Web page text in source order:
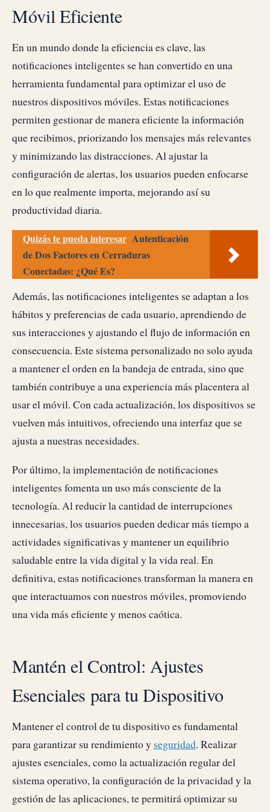
Móvil Eficiente
En un mundo donde la eficiencia es clave, las
notificaciones inteligentes se han convertido en una
herramienta fundamental para optimizar el uso de
nuestros dispositivos móviles. Estas notificaciones
permiten gestionar de manera eficiente la información
que recibimos, priorizando los mensajes más relevantes
y minimizando las distracciones. Al ajustar la
configuración de alertas, los usuarios pueden enfocarse
en lo que realmente importa, mejorando así su
productividad diaria.
Quizás te pueda interesar Autenticación
de Dos Factores en Cerraduras
Conectadas: ¿Qué Es?
Además, las notificaciones inteligentes se adaptan a los
hábitos y preferencias de cada usuario, aprendiendo de
sus interacciones y ajustando el flujo de información en
consecuencia. Este sistema personalizado no solo ayuda
a mantener el orden en la bandeja de entrada, sino que
también contribuye a una experiencia más placentera al
usar el móvil. Con cada actualización, los dispositivos se
vuelven más intuitivos, ofreciendo una interfaz que se
ajusta a nuestras necesidades.
Por último, la implementación de notificaciones
inteligentes fomenta un uso más consciente de la
tecnología. Al reducir la cantidad de interrupciones
innecesarias, los usuarios pueden dedicar más tiempo a
actividades significativas y mantener un equilibrio
saludable entre la vida digital y la vida real. En
definitiva, estas notificaciones transforman la manera en
que interactuamos con nuestros móviles, promoviendo
una vida más eficiente y menos caótica.
Mantén el Control: Ajustes
Esenciales para tu Dispositivo
Mantener el control de tu dispositivo es fundamental
para garantizar su rendimiento y seguridad. Realizar
ajustes esenciales, como la actualización regular del
sistema operativo, la configuración de la privacidad y la
gestión de las aplicaciones, te permitirá optimizar su